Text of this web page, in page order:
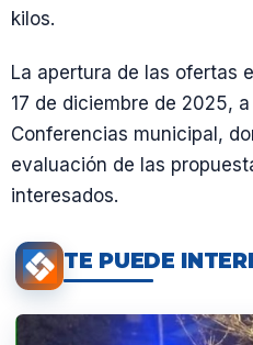
kilos.
La apertura de las ofertas
17 de diciembre de 2025,
Conferencias municipal,
evaluación de las
interesados.
TE PUEDE